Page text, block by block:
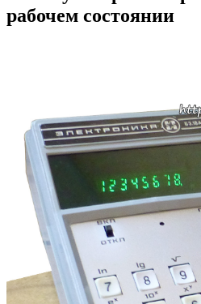
рабочем состоянии